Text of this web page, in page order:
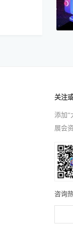
关注
添加“
展会
咨询